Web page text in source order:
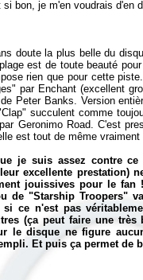
doute la plus belle du
est de toute beauté
rien que pour cette
par Enchant (excellent
Peter Banks. Version
succulent comme
Geronimo Road. C'est
est tout de même
je suis assez contre ce
excellente prestation)
jouissives pour le
de "Starship Troopers"
ce n'est pas
(ça peut faire une
le disque ne figure
Et puis ça permet de